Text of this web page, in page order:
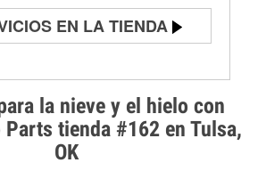
la nieve y el hielo con
Parts tienda #162 en Tulsa,
OK
EN LA TIENDA
de alternadores y
de la luz "Check Engine"